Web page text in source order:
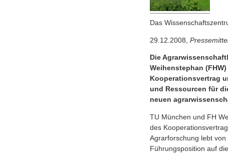
Das
29.12.2008,
Die
Weihenstephan
Kooperationsvertrag
und Ressourcen für
neuen
TU München und FH
des
Agrarforschung lebt von
Führungsposition auf